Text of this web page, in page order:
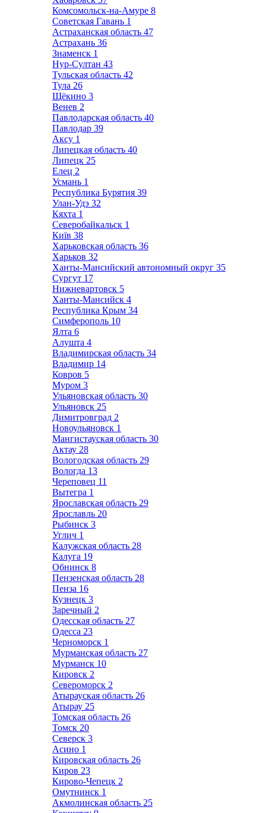
Комсомольск-на-Амуре 8
Советская Гавань 1
Астраханская область 47
Астрахань 36
Знаменск 1
Нур-Султан 43
Тульская область 42
Тула 26
Щёкино 3
Венев 2
Павлодарская область 40
Павлодар 39
Аксу 1
Липецкая область 40
Липецк 25
Елец 2
Усмань 1
Республика Бурятия 39
Улан-Удэ 32
Кяхта 1
Северобайкальск 1
Київ 38
Харьковская область 36
Харьков 32
Ханты-Мансийский автономный округ 35
Сургут 17
Нижневартовск 5
Ханты-Мансийск 4
Республика Крым 34
Симферополь 10
Ялта 6
Алушта 4
Владимирская область 34
Владимир 14
Ковров 5
Муром 3
Ульяновская область 30
Ульяновск 25
Димитровград 2
Новоульяновск 1
Мангистауская область 30
Актау 28
Вологодская область 29
Вологда 13
Череповец 11
Вытегра 1
Ярославская область 29
Ярославль 20
Рыбинск 3
Углич 1
Калужская область 28
Калуга 19
Обнинск 8
Пензенская область 28
Пенза 16
Кузнецк 3
Заречный 2
Одесская область 27
Одесса 23
Черноморск 1
Мурманская область 27
Мурманск 10
Кировск 2
Североморск 2
Атырауская область 26
Атырау 25
Томская область 26
Томск 20
Северск 3
Асино 1
Кировская область 26
Киров 23
Кирово-Чепецк 2
Омутнинск 1
Акмолинская область 25